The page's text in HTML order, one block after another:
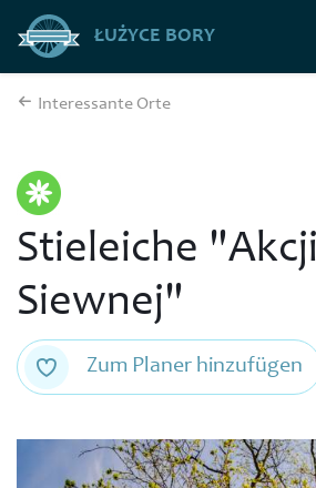
ŁUŻYCE BORY
Interessante Orte
Stieleiche "Akcji
Siewnej"
Zum Planer hinzufügen